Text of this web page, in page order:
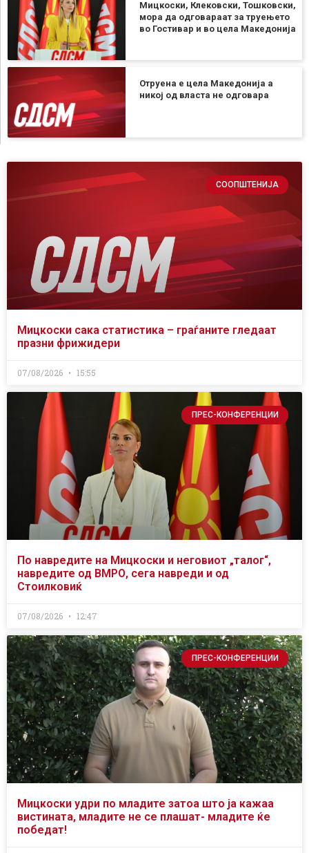
Мицкоски, Клековски, Тошковски,
мора да одговараат за труењето
во Гостивар и во цела Македонија
Отруена е цела Македонија а
никој од власта не одговара
СООПШТЕНИЈА
Мицкоски сака статистика – граѓаните гледаат
празни фрижидери
07/08/2026 15:55
ПРЕС-КОНФЕРЕНЦИИ
По навредите на Мицкоски и неговиот „талог“,
навредите од ВМРО, сега навреди и од
Стоилковиќ
07/08/2026 12:47
ПРЕС-КОНФЕРЕНЦИИ
Мицкоски удри по младите затоа што ја кажаа
вистината, младите не се плашат- младите ќе
победат!